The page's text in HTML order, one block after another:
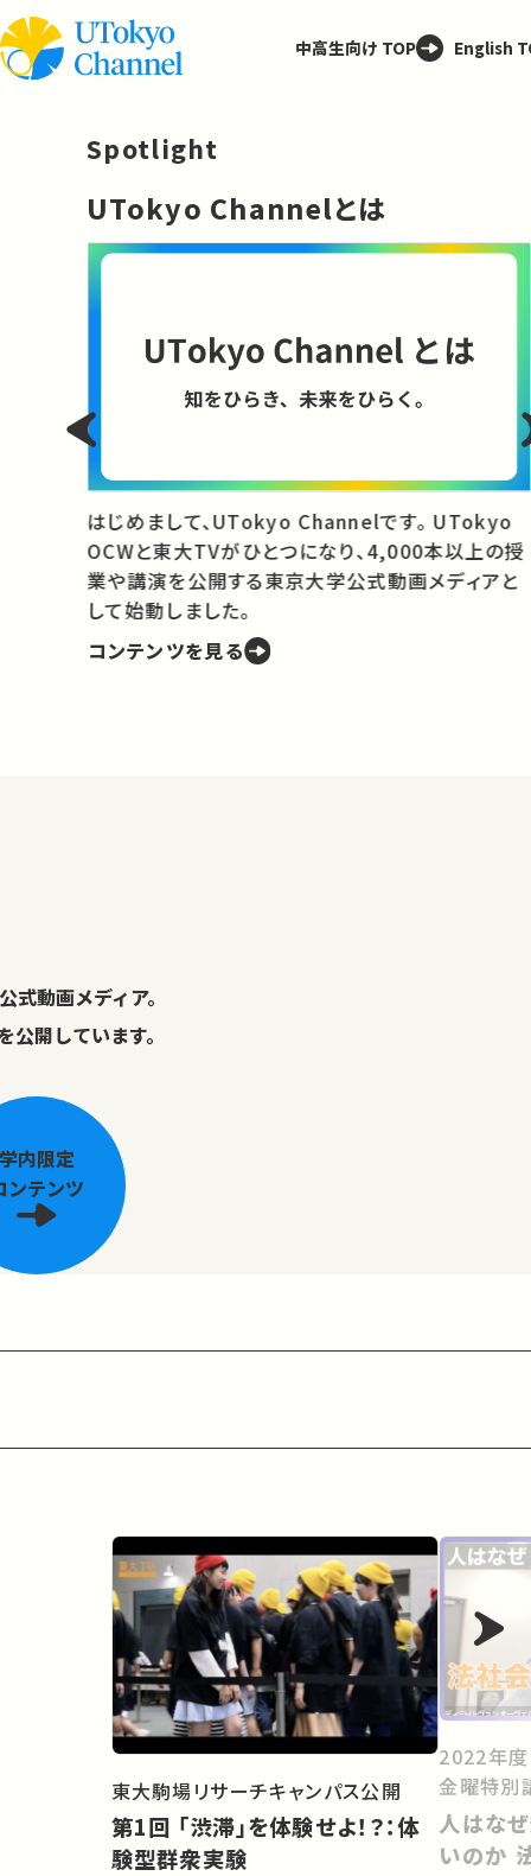
中高生向け TOP English
Spotlight
UTokyo Channelとは
はじめまして、UTokyo Channelです。 UTokyo
OCWと東大TVがひとつになり、4,000本以上の授
業や講演を公開する東京大学公式動画メディアと
して始動しました。
コンテンツを見る
式動画メディア。
開しています。
学内限定
ンテンツ
東大駒場リサーチキャンパス公開
第1回 「渋滞」を体験せよ！？：体
験型群衆実験
2022年度
金曜特別
人はな
いのか